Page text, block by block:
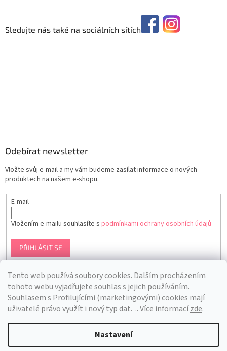
Tento web používá soubory cookies. Dalším procházením
tohoto webu vyjadřujete souhlas s jejich používáním.
Souhlasem s Profilujícími (marketingovými) cookies mají
uživatelé právo využít i nový typ dat. .. Více informacízde.
Nastavení
Sledujte nás také na sociálních sítích
Odebírat newsletter
Vložte svůj e-mail a my vám budeme zasílat informace o nových
produktech na našem e-shopu.
E-mail
Vložením e-mailu souhlasíte s podmínkami ochrany osobních údajů
PŘIHLÁSIT SE
Vytvořil Shoptet